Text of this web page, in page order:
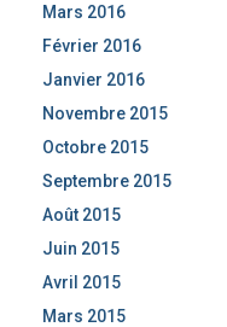
Mars 2016
Février 2016
Janvier 2016
Novembre 2015
Octobre 2015
Septembre 2015
Août 2015
Juin 2015
Avril 2015
Mars 2015